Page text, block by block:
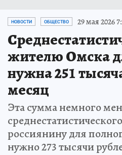
НОВОСТИ ОБЩЕСТВО 29 мая 2026
жителю Омска
нужна 251
месяц
Эта сумма немного
россиянину для
нужно 273 тысячи